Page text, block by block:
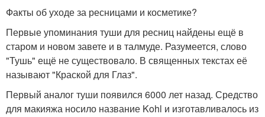
Факты об уходе за ресницами и косметике?
Первые упоминания туши для ресниц найдены ещё в
старом и новом завете и в талмуде. Разумеется, слово
"Тушь" ещё не существовало. В священных текстах её
называют "Краской для Глаз".
Первый аналог туши появился 6000 лет назад. Средство
для макияжа носило название Kohl и изготавливалось из